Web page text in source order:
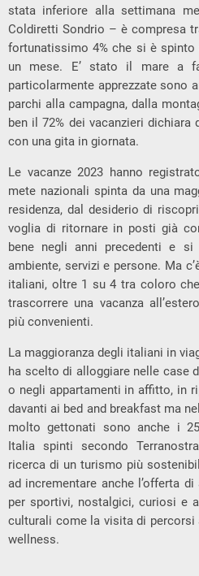
stata inferiore alla settimana
Coldiretti Sondrio – è compresa
fortunatissimo 4% che si è
un mese. E’ stato il mare a
particolarmente apprezzate sono
parchi alla campagna, dalla
ben il 72% dei vacanzieri
con una gita in giornata.
Le vacanze 2023 hanno
mete nazionali spinta da una
residenza, dal desiderio di
voglia di ritornare in posti già
bene negli anni precedenti e
ambiente, servizi e persone. Ma
italiani, oltre 1 su 4 tra coloro
trascorrere una vacanza
più convenienti.
La maggioranza degli italiani in
ha scelto di alloggiare nelle case
o negli appartamenti in affitto, in
davanti ai bed and breakfast ma
molto gettonati sono anche i
Italia spinti secondo
ricerca di un turismo più
ad incrementare anche l’offerta
per sportivi, nostalgici, curiosi e
culturali come la visita di
wellness.